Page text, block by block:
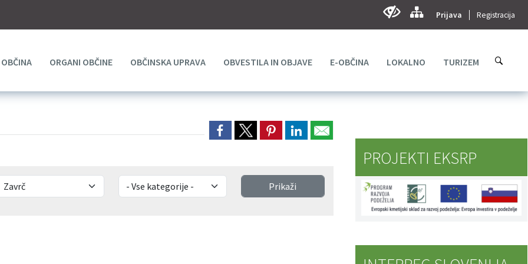
Prijava Registracija
OBČINA ORGANI OBČINE OBČINSKA UPRAVA OBVESTILA IN OBJAVE E-OBČINA LOKALNO TURIZEM
Prikaži
PROJEKTI EKSRP